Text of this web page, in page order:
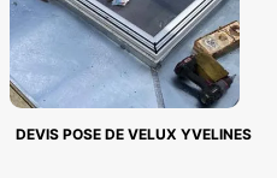
DEVIS POSE DE VELUX YVELINES